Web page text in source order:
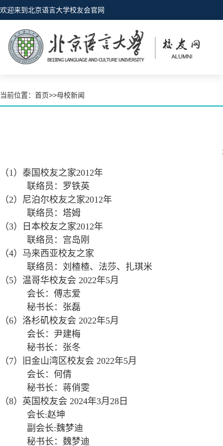
欢迎来到北京语言大学校友会官网
当前位置： 首页>>母校新闻
（1）泰国校友之家2012年
联络员：罗铁英
（2）尼泊尔校友之家2012年
联络员：塔姆
（3）日本校友之家2012年
联络员：宫岛刚
（4）马来西亚校友之家
联络员：刘楂楂、法莎、扎琪米
（5）温哥华校友会 2022年5月
会长：傅志爱
秘书长：张磊
（6）洛杉矶校友会 2022年5月
会长：尹建梅
秘书长：张冬
（7）旧金山湾区校友会 2022年5月
会长：何倩
秘书长：蒋俏雯
（8）英国校友会 2024年3月28日
会长:赵坤
副会长:魏梦迪
秘书长：魏梦迪